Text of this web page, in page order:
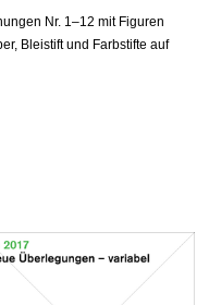
Nr. 1–12 mit Figuren
Bleistift und Farbstifte auf